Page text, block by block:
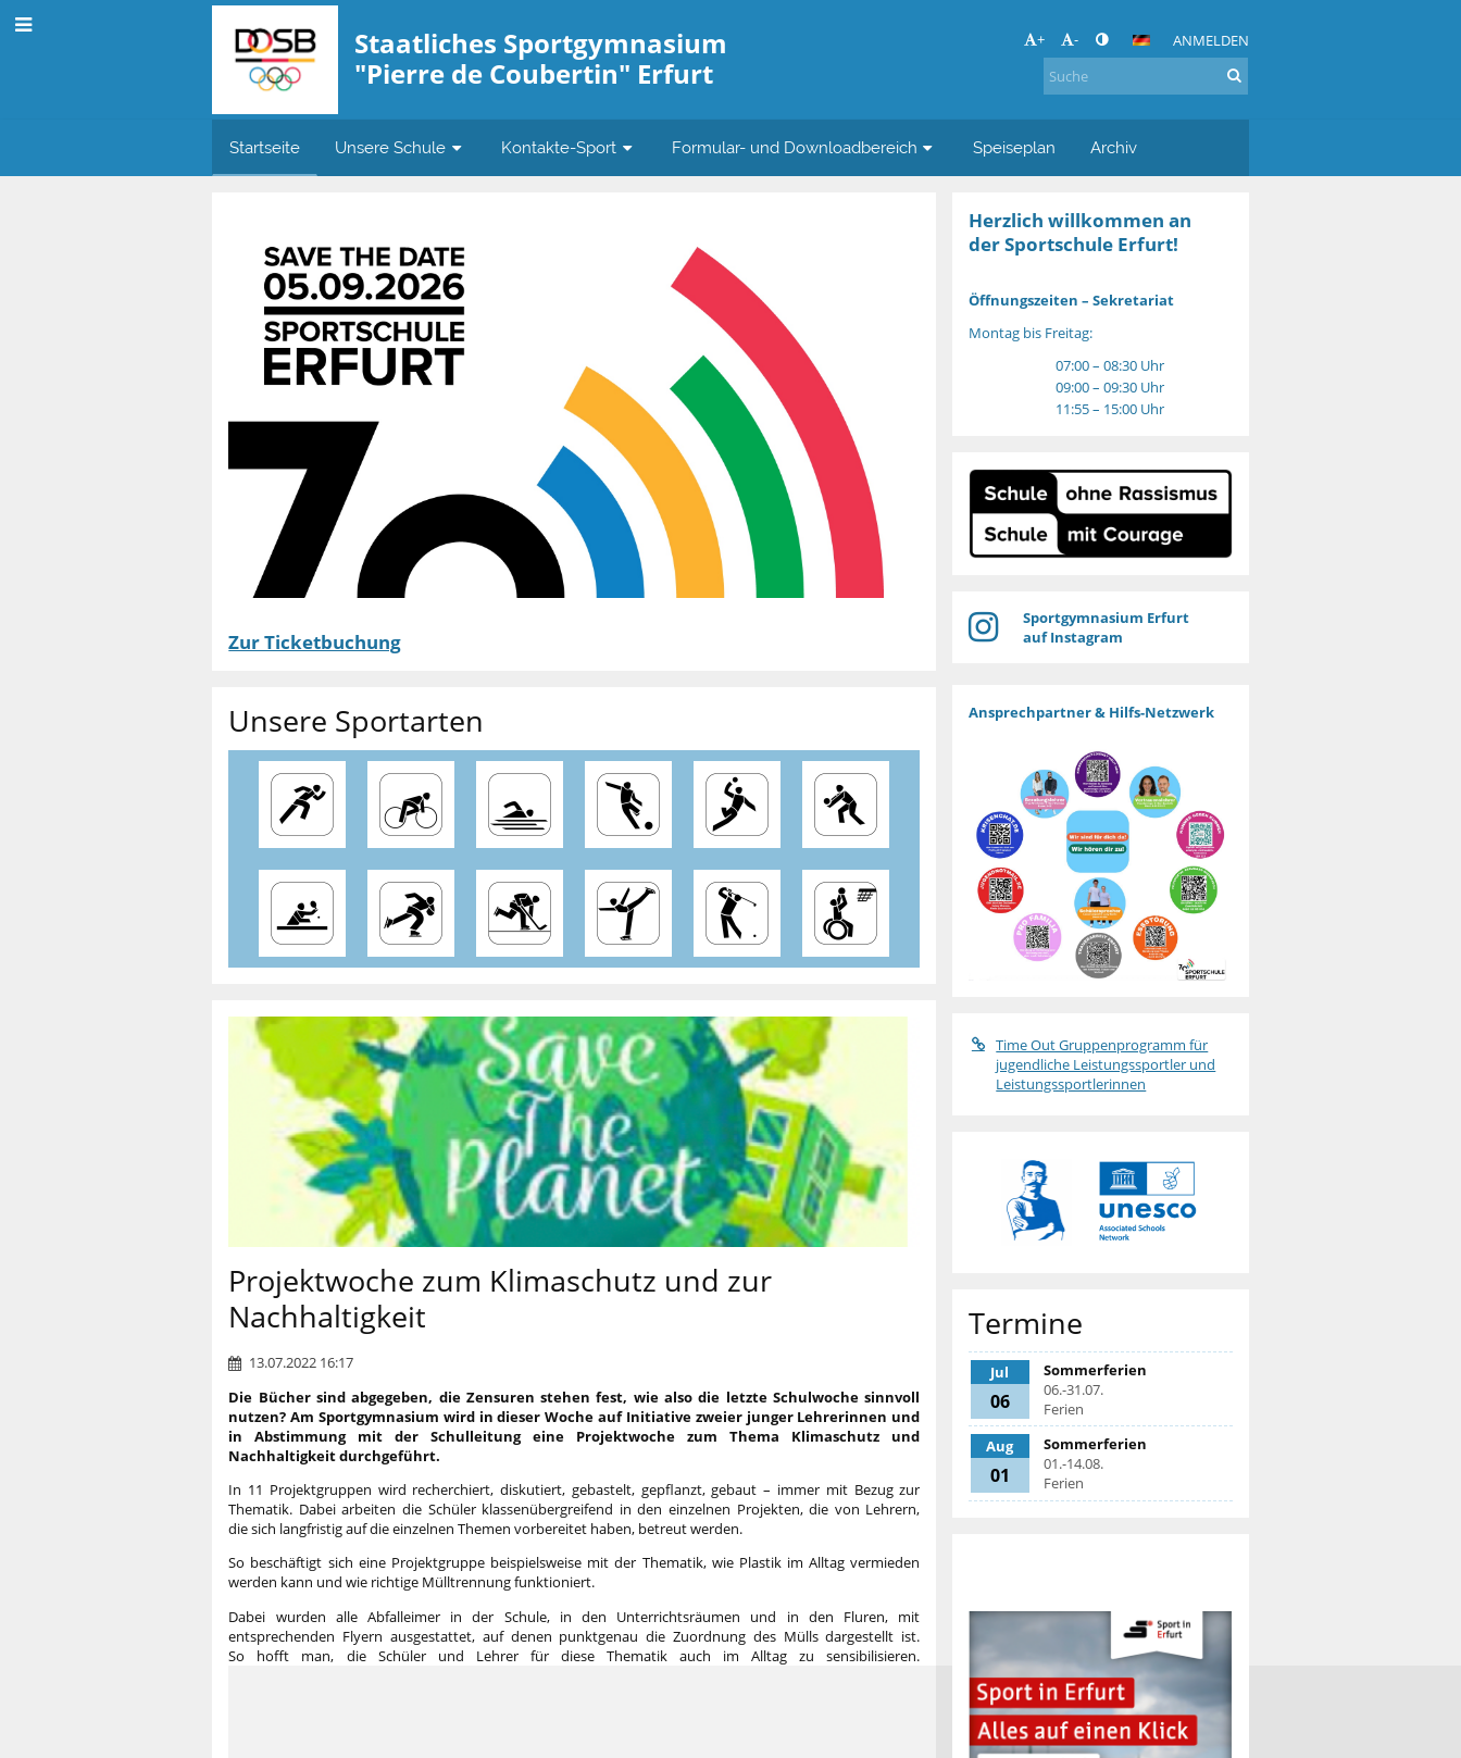
Staatliches Sportgymnasium
"Pierre de Coubertin" Erfurt
+ - ANMELDEN
Startseite Unsere Schule Kontakte-Sport Formular- und Downloadbereich Speiseplan Archiv
Zur Ticketbuchung
Unsere Sportarten
Projektwoche zum Klimaschutz und zur
Nachhaltigkeit
13.07.2022 16:17
Die Bücher sind abgegeben, die Zensuren stehen fest, wie also die letzte Schulwoche sinnvoll
nutzen? Am Sportgymnasium wird in dieser Woche auf Initiative zweier junger Lehrerinnen und
in Abstimmung mit der Schulleitung eine Projektwoche zum Thema Klimaschutz und
Nachhaltigkeit durchgeführt.
In 11 Projektgruppen wird recherchiert, diskutiert, gebastelt, gepflanzt, gebaut – immer mit Bezug zur
Thematik. Dabei arbeiten die Schüler klassenübergreifend in den einzelnen Projekten, die von Lehrern,
die sich langfristig auf die einzelnen Themen vorbereitet haben, betreut werden.
So beschäftigt sich eine Projektgruppe beispielsweise mit der Thematik, wie Plastik im Alltag vermieden
werden kann und wie richtige Mülltrennung funktioniert.
Dabei wurden alle Abfalleimer in der Schule, in den Unterrichtsräumen und in den Fluren, mit
entsprechenden Flyern ausgestattet, auf denen punktgenau die Zuordnung des Mülls dargestellt ist.
So hofft man, die Schüler und Lehrer für diese Thematik auch im Alltag zu sensibilisieren.
Herzlich willkommen an
der Sportschule Erfurt!
Öffnungszeiten – Sekretariat
Montag bis Freitag:
07:00 – 08:30 Uhr
09:00 – 09:30 Uhr
11:55 – 15:00 Uhr
Sportgymnasium Erfurt
auf Instagram
Ansprechpartner & Hilfs-Netzwerk
Time Out Gruppenprogramm für
jugendliche Leistungssportler und
Leistungssportlerinnen
Termine
Jul
06
Sommerferien
06.-31.07.
Ferien
Aug
01
Sommerferien
01.-14.08.
Ferien